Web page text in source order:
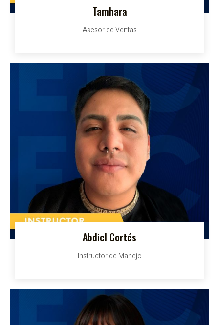
Tamhara
Asesor de Ventas
Abdiel Cortés
Instructor de Manejo